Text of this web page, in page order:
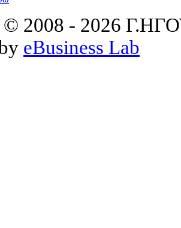
© 2008 - 2026
eBusiness Lab